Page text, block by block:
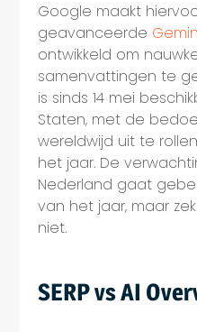
Google maakt
geavanceerde
ontwikkeld om
samenvattingen te
is sinds 14 mei
Staten, met de
wereldwijd uit te
het jaar. De
Nederland gaat
van het jaar, maar
niet.
SERP vs AI